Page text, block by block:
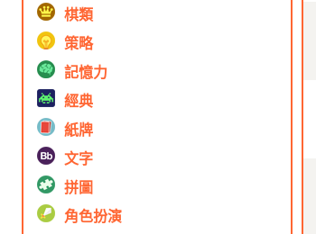
棋類
策略
記憶力
經典
紙牌
文字
拼圖
角色扮演